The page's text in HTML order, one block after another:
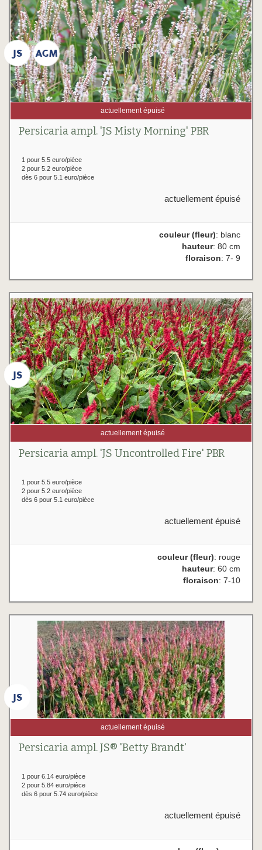
actuellement épuisé
Persicaria ampl. 'JS Misty Morning' PBR
1 pour 5.5 euro/pièce
2 pour 5.2 euro/pièce
dès 6 pour 5.1 euro/pièce
actuellement épuisé
couleur (fleur): blanc
hauteur: 80 cm
floraison: 7- 9
actuellement épuisé
Persicaria ampl. 'JS Uncontrolled Fire' PBR
1 pour 5.5 euro/pièce
2 pour 5.2 euro/pièce
dès 6 pour 5.1 euro/pièce
actuellement épuisé
couleur (fleur): rouge
hauteur: 60 cm
floraison: 7-10
actuellement épuisé
Persicaria ampl. JS® 'Betty Brandt'
1 pour 6.14 euro/pièce
2 pour 5.84 euro/pièce
dès 6 pour 5.74 euro/pièce
actuellement épuisé